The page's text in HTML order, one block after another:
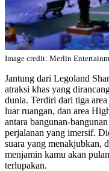
Image credit: Merlin
Jantung dari Legoland
atraksi khas yang
dunia. Terdiri dari tiga
luar ruangan, dan area
antara bangunan-
perjalanan yang imersif.
suara yang menakjubkan,
menjamin kamu akan
terlupakan.